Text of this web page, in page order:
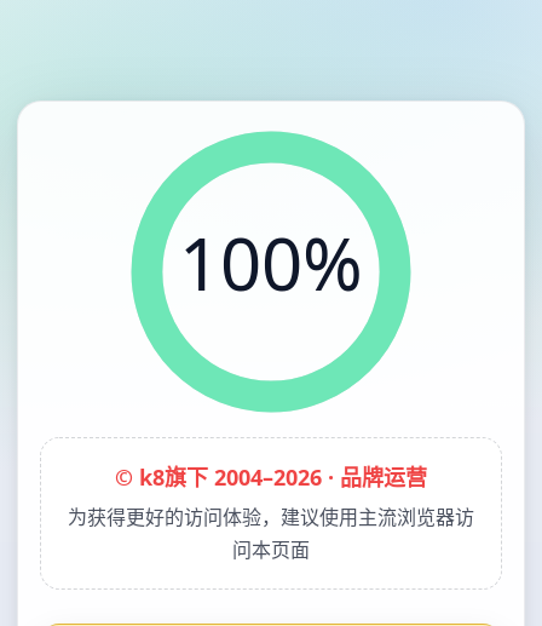
100%
© k8旗下 2004–2026 · 品牌运营
为获得更好的访问体验，建议使用主流浏览器访
问本页面